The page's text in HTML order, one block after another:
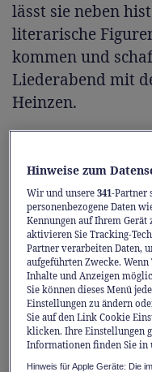
lässt sie neben
literarische
kommen und
Liederabend mit
Heinzen.
die
Schweiz mit Co-
Hier stellt Isabel
Zusammenhang
stehen.
eine
Kristallkaverne.
Glanzvolle
Hinweise zum
Wir und unsere341-Partner
personenbezogene Daten
Kennungen auf Ihrem
aktivieren Sie Tracking-
Partner verarbeiten Daten,
aufgeführten Zwecke.
Inhalte und Anzeigen
Sie können dieses Menü
Einstellungen zu ändern
Sie auf den Link Cookie
klicken. Ihre Einstellungen
Informationen finden Sie in
Hinweis für Apple Geräte: Die